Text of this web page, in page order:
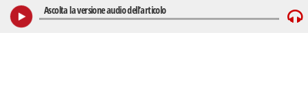
PlayAscolta la versione audio dell’articolo